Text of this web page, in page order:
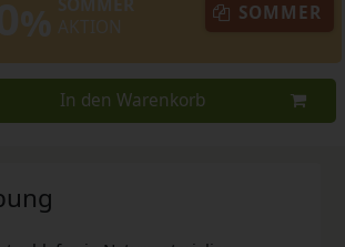
SOMMER
In den Warenkorb